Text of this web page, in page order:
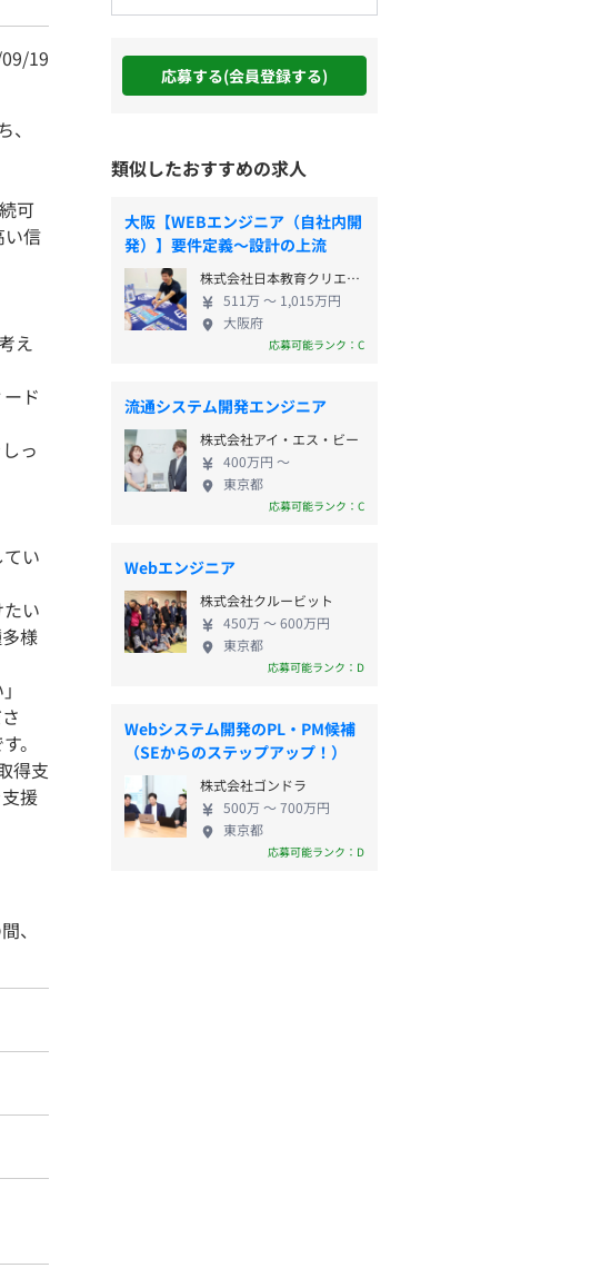
19
可
い信
え
ド
っ
い
い
様
。
得支
援
、
応募する(会員登録する)
類似したおすすめの求人
大阪【WEBエンジニア（自社内開
発）】要件定義～設計の上流
株式会社日本教育クリエイト
511万 〜 1,015万円
大阪府
応募可能ランク：C
流通システム開発エンジニア
株式会社アイ・エス・ビー
400万円 〜
東京都
応募可能ランク：C
Webエンジニア
株式会社クルービット
450万 〜 600万円
東京都
応募可能ランク：D
Webシステム開発のPL・PM候補
（SEからのステップアップ！）
株式会社ゴンドラ
500万 〜 700万円
東京都
応募可能ランク：D